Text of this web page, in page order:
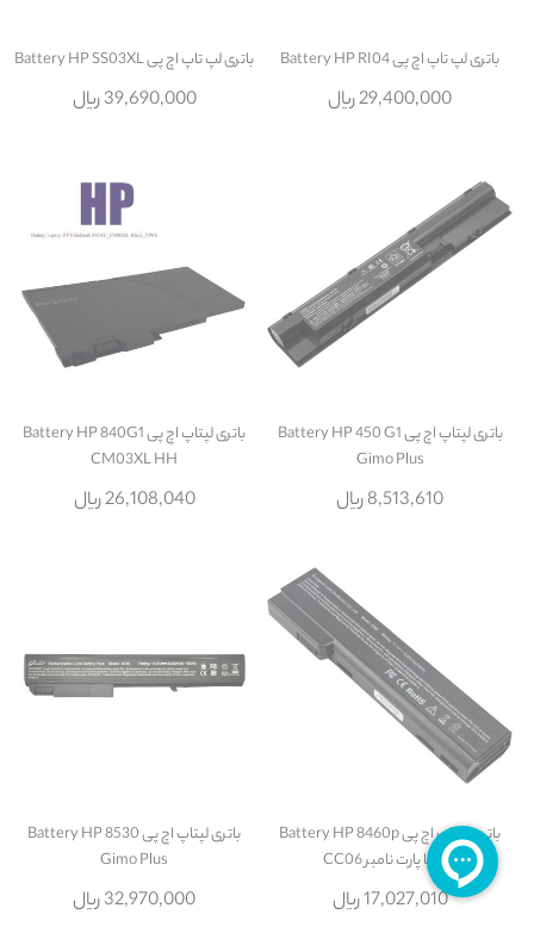
باتری لپ تاپ اچ پی Battery HP RI04
29,400,000 ریال
باتری لپ تاپ اچ پی Battery HP SS03XL
39,690,000 ریال
باتری لپتاپ اچ پی Battery HP 450 G1
Gimo Plus
8,513,610 ریال
باتری لپتاپ اچ پی Battery HP 840G1
CM03XL HH
26,108,040 ریال
باتری لپتاپ اچ پی Battery HP 8460p
HH با پارت نامبر CC06
17,027,010 ریال
باتری لپتاپ اچ پی Battery HP 8530
Gimo Plus
32,970,000 ریال